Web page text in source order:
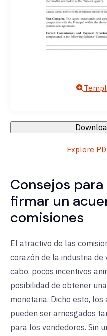
Explore
Consejos
firmar un
comisiones
El atractivo de las
corazón de la industria
cabo, pocos incentivos
posibilidad de obtener
monetaria. Dicho esto, los
pueden ser arriesgados
para los vendedores. Sin